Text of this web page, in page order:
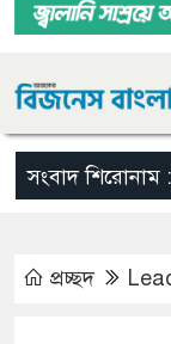
সংবাদ শিরোনাম :
প্রচ্ছদ